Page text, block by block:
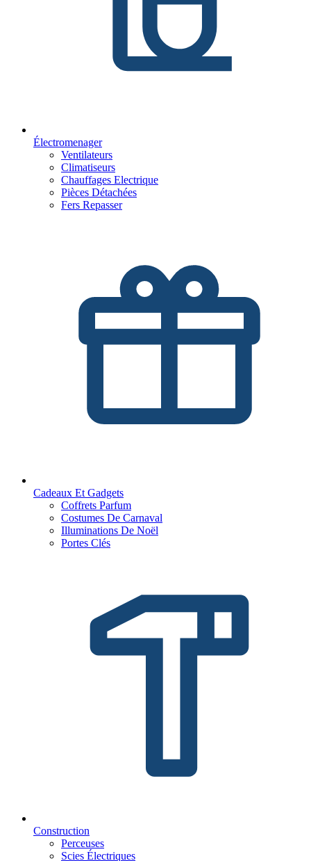
Électromenager
Ventilateurs
Climatiseurs
Chauffages Electrique
Pièces Détachées
Fers Repasser
Cadeaux Et Gadgets
Coffrets Parfum
Costumes De Carnaval
Illuminations De Noël
Portes Clés
Construction
Perceuses
Scies Électriques